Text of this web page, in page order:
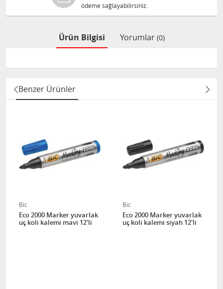
ödeme sağlayabilirsiniz.
Ürün Bilgisi Yorumlar (0)
Benzer Ürünler
Bic
Eco 2000 Marker yuvarlak
uç koli kalemi mavi 12'li
Bic
Eco 2000 Marker yuvarlak
uç koli kalemi siyah 12'li